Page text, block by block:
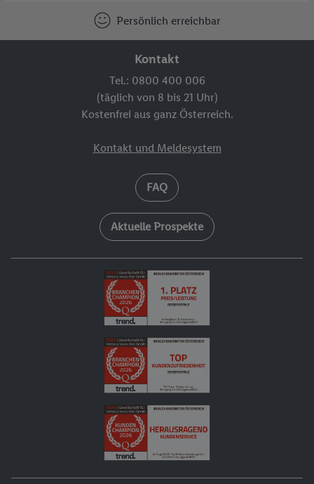
Persönlich erreichbar
Kontakt
Tel.: 0800 400 006
(täglich von 8 bis 21 Uhr)
Kostenfrei aus ganz Österreich.
Kontakt und Meldesystem
FAQ
Aktuelle Prospekte